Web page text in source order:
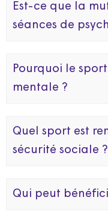
Est-ce que la
séances de
Pourquoi le
mentale ?
Quel sport est
sécurité sociale ?
Qui peut